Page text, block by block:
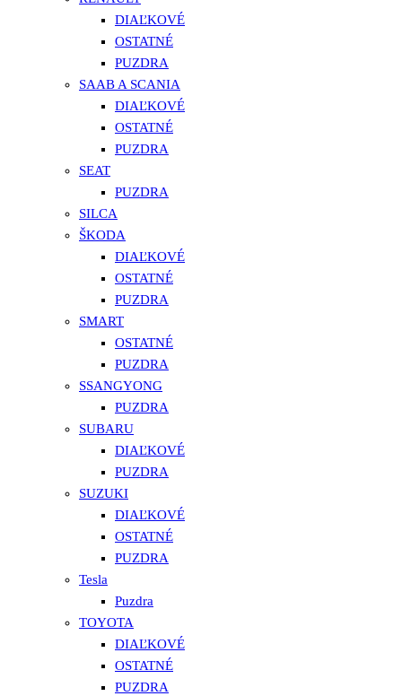
DIAĽKOVÉ
OSTATNÉ
PUZDRA
SAAB A SCANIA
DIAĽKOVÉ
OSTATNÉ
PUZDRA
SEAT
PUZDRA
SILCA
ŠKODA
DIAĽKOVÉ
OSTATNÉ
PUZDRA
SMART
OSTATNÉ
PUZDRA
SSANGYONG
PUZDRA
SUBARU
DIAĽKOVÉ
PUZDRA
SUZUKI
DIAĽKOVÉ
OSTATNÉ
PUZDRA
Tesla
Puzdra
TOYOTA
DIAĽKOVÉ
OSTATNÉ
PUZDRA